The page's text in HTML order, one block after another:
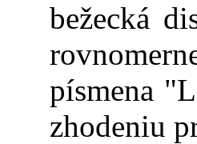
bežecká
písmena
zhodeniu